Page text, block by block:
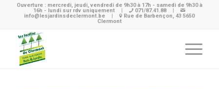
Ouverture : mercredi, jeudi, vendredi de 9h30 à 17h - samedi de 9h30 à
16h - lundi sur rdv uniquement
| 071/87.41.88
|
info@lesjardinsdeclermont.be
|
Rue de Barbençon, 43 5650
Clermont